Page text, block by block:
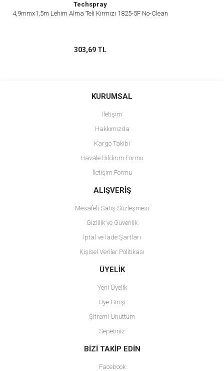
Techspray
4,9mmx1,5m Lehim Alma Teli Kırmızı 1825-5F No-Clean
303,69 TL
KURUMSAL
İletişim
Hakkımızda
Kargo Takibi
Havale Bildirim Formu
İletişim Formu
ALIŞVERİŞ
Mesafeli Satış Sözleşmesi
Gizlilik ve Güvenlik
İptal ve İade Şartları
Kişisel Veriler Politikası
ÜYELİK
Yeni Üyelik
Üye Girişi
Şifremi Unuttum
Sepetiniz
BİZİ TAKİP EDİN
Facebook